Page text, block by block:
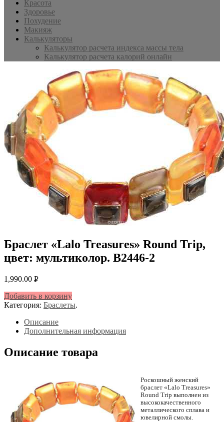
Красота
Здоровье
Похудение
Макияж
Калькуляторы
Калькулятор расчета индекса массы тела
Калькулятор расчета калорий онлайн
Браслет «Lalo Treasures» Round Trip,
цвет: мультиколор. B2446-2
1,990.00 Р
Добавить в корзину
Категория: Браслеты.
Описание
Дополнительная информация
Описание товара
Роскошный женский
браслет «Lalo Treasures»
Round Trip выполнен из
высококачественного
металлического сплава и
ювелирной смолы.